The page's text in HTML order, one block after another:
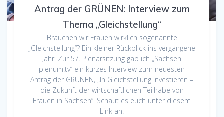
Antrag der GRÜNEN: Interview zum
Thema „Gleichstellung“
Brauchen wir Frauen wirklich sogenannte
„Gleichstellung“? Ein kleiner Rückblick ins vergangene
Jahr! Zur 57. Plenarsitzung gab ich „Sachsen
plenum.tv“ ein kurzes Interview zum neuesten
Antrag der GRÜNEN, „In Gleichstellung investieren –
die Zukunft der wirtschaftlichen Teilhabe von
Frauen in Sachsen“. Schaut es euch unter diesem
Link an!